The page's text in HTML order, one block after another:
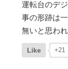
運転台のデ
事の形跡は
無いと思われ
Like +21